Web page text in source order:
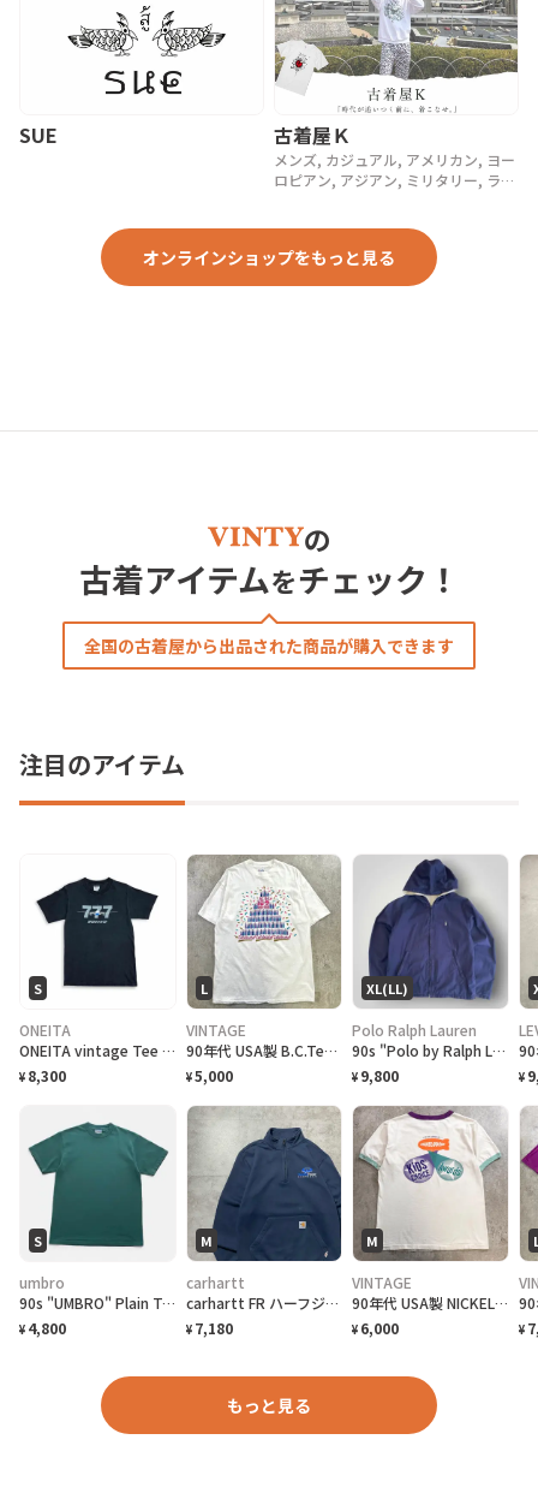
SUE 古着屋Ｋ
メンズ, カジュアル, アメリカン, ヨー
ロピアン, アジアン, ミリタリー, ラグ
オンラインショップをもっと見る
の
古着アイテムをチェック！
全国の古着屋から出品された商品が購入できます
注目のアイテム
S
ONEITA
ONEITA vintage Tee シングルステッチ Tシャツ BOEING ボーイング
¥ 8,300
L
VINTAGE
90年代 USA製 B.C.Tee celebrate アートプリントTシャツ メンズL相当 古着 90s VINTAGE ヴィンテージ カナダ BC州 100周年記念 シングルステッチ 白色
¥5,000
XL(LL)
Polo Ralph Lauren
90s "Polo by Ralph Lauren" Reversible Hoodie Jacket ポロ ラルフローレン リバーシブル ジャケット[XL]
¥ 9,800 ¥
S
umbro
90s "UMBRO" Plain T-Shirt アンブロ 無地Tシャツ [S]
¥ 4,800
M
carhartt
carhartt FR ハーフジップ 刺繍企業ロゴ ネイビー スウェット
¥ 7,180
M
VINTAGE
90年代 USA製 NICKELODEO KID'S CHOICE AWARDS リンガーTシャツ メンズM 古着 1997 90s VINTAGE ヴィンテージ ニコロデオン キッズチョイスアワード バックプリント 裾シングルステッチ 白色
¥ 6,000 ¥
もっと見る